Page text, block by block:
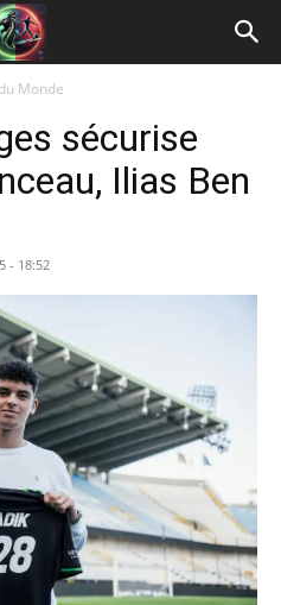
Monde
sécurise
Ilias Ben
- 18:52